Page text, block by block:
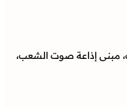
مبنى إذاعة صوت الشعب،